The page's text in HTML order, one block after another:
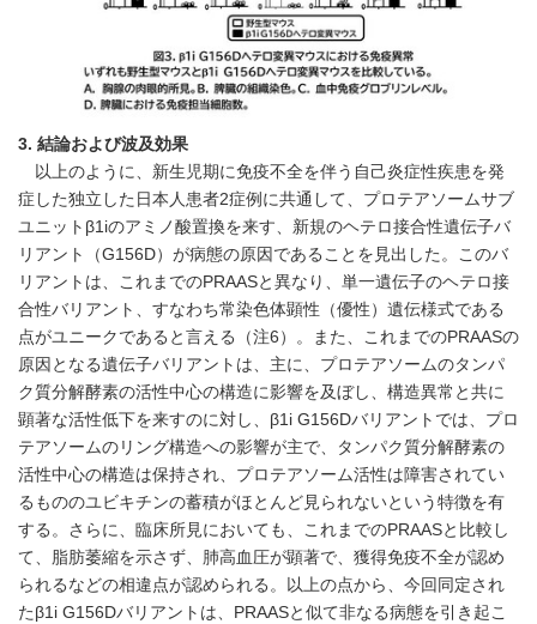
3. 結論および波及効果
以上のように、新生児期に免疫不全を伴う自己炎症性疾患を発
症した独立した日本人患者2症例に共通して、プロテアソームサブ
ユニットβ1iのアミノ酸置換を来す、新規のヘテロ接合性遺伝子バ
リアント（G156D）が病態の原因であることを見出した。このバ
リアントは、これまでのPRAASと異なり、単一遺伝子のヘテロ接
合性バリアント、すなわち常染色体顕性（優性）遺伝様式である
点がユニークであると言える（注6）。また、これまでのPRAASの
原因となる遺伝子バリアントは、主に、プロテアソームのタンパ
ク質分解酵素の活性中心の構造に影響を及ぼし、構造異常と共に
顕著な活性低下を来すのに対し、β1i G156Dバリアントでは、プロ
テアソームのリング構造への影響が主で、タンパク質分解酵素の
活性中心の構造は保持され、プロテアソーム活性は障害されてい
るもののユビキチンの蓄積がほとんど見られないという特徴を有
する。さらに、臨床所見においても、これまでのPRAASと比較し
て、脂肪萎縮を示さず、肺高血圧が顕著で、獲得免疫不全が認め
られるなどの相違点が認められる。以上の点から、今回同定され
たβ1i G156Dバリアントは、PRAASと似て非なる病態を引き起こ